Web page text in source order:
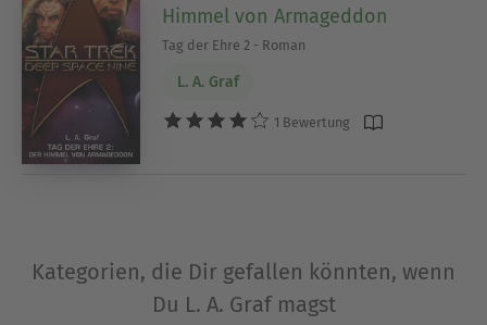
Himmel von Armageddon
Tag der Ehre 2 - Roman
L. A. Graf
1 Bewertung
Kategorien, die Dir gefallen könnten, wenn
Du L. A. Graf magst